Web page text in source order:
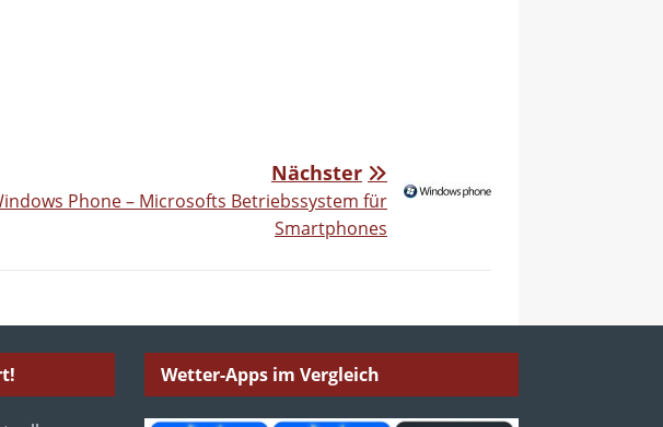
Nächster
Phone – Microsofts Betriebssystem für
Smartphones
Wetter-Apps im Vergleich